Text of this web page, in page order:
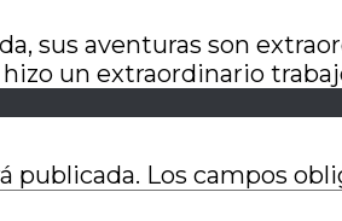
sus aventuras son
un extraordinario
publicada. Los campos